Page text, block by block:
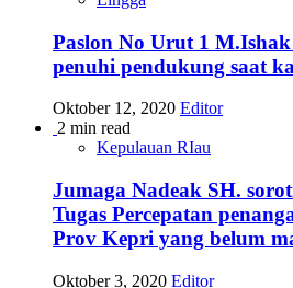
Paslon No Urut 1
penuhi pendukung saat
Oktober 12, 2020 Editor
2 min read
Kepulauan RIau
Jumaga Nadeak SH.
Tugas Percepatan
Prov Kepri yang belum
Oktober 3, 2020 Editor